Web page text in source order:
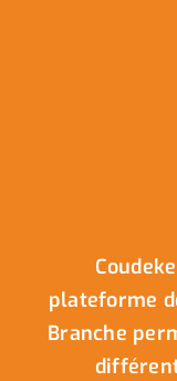
plateforme
Branche